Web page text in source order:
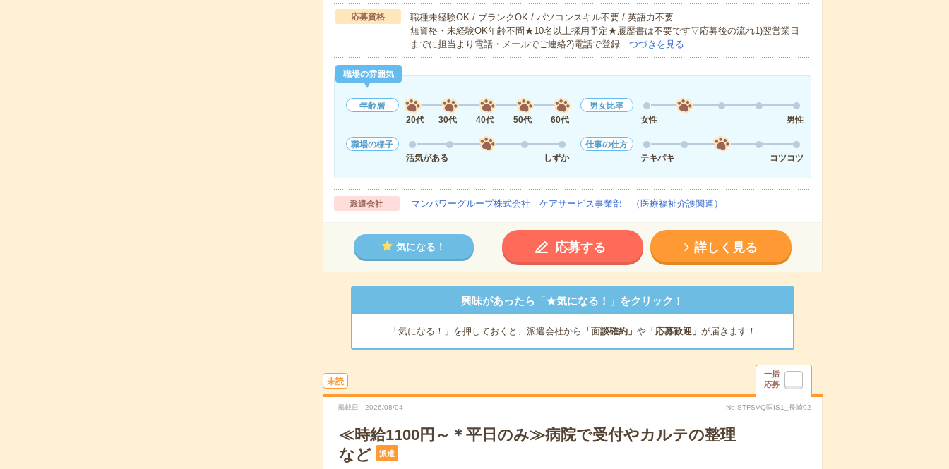
応募資格
職種未経験OK / ブランクOK / パソコンスキル不要 / 英語力不要
無資格・未経験OK年齢不問★10名以上採用予定★履歴書は不要です▽応募後の流れ1)翌営業日
までに担当より電話・メールでご連絡2)電話で登録…つづきを見る
職場の雰囲気
年齢層
20代
30代 40代 50代 60代
男女比率
女性
男性
職場の様子
活気がある
しずか
仕事の仕方
テキパキ
コツコツ
派遣会社 マンパワーグループ株式会社 ケアサービス事業部 （医療福祉介護関連）
気になる！ 応募する 詳しく見る
興味があったら「★気になる！」をクリック！
「気になる！」を押しておくと、派遣会社から 「面談確約」 や「応募歓迎」 が届きます！
未読
一括
応募
掲載日 2026/08/04 No.STFSVQ医IS1_長崎02
≪時給1100円～＊平日のみ≫病院で受付やカルテの整理
など
派遣